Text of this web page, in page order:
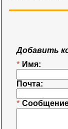
Добавить
* Имя:
Почта:
*